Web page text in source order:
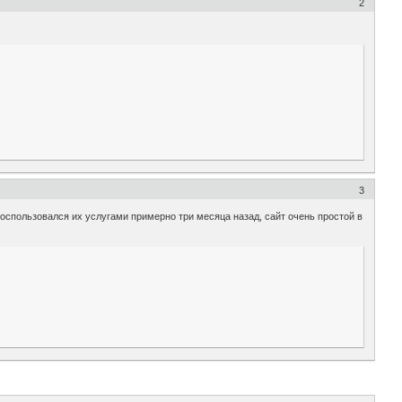
2
3
их услугами примерно три месяца назад, сайт очень простой в